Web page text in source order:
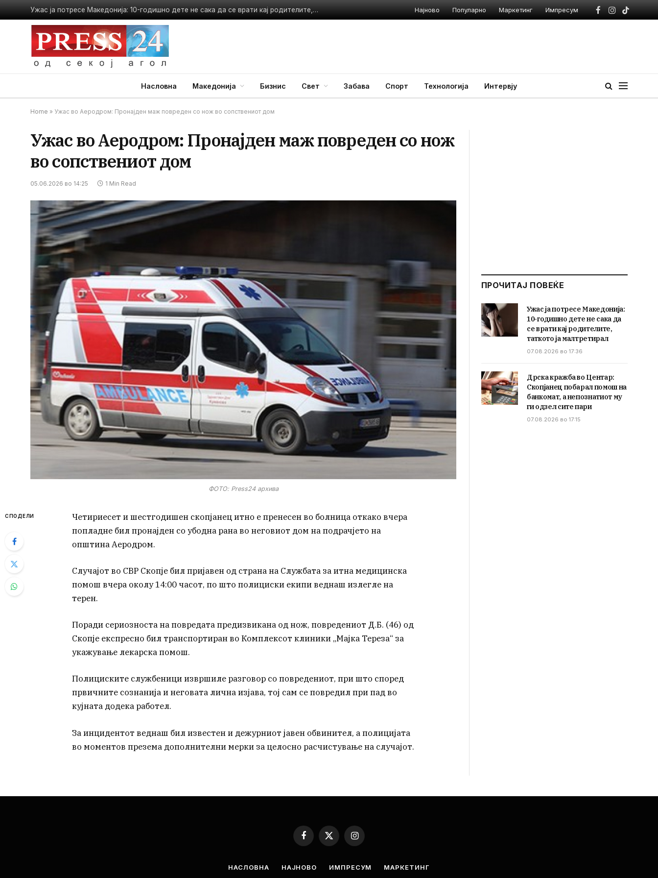
Ужас ја потресе Македонија: 10-годишно дете не сака да се врати кај родителите, таткото ја малтретирал Најново Популарно Маркетинг Импресум
Facebook
Instagram
TikTok
Насловна Македонија Бизнис Свет Забава Спорт Технологија Интервју
Home » Ужас во Аеродром: Пронајден маж повреден со нож во сопствениот дом
Ужас во Аеродром: Пронајден маж повреден со нож
во сопствениот дом
05.06.2026 во 14:25 1 Min Read
ФОТО: Press24 архива
СПОДЕЛИ
Четириесет и шестгодишен скопјанец итно е пренесен во болница откако вчера
попладне бил пронајден со убодна рана во неговиот дом на подрачјето на
општина Аеродром.
Случајот во СВР Скопје бил пријавен од страна на Службата за итна медицинска
помош вчера околу 14:00 часот, по што полициски екипи веднаш излегле на
терен.
Поради сериозноста на повредата предизвикана од нож, повредениот Д.Б. (46) од
Скопје експресно бил транспортиран во Комплексот клиники „Мајка Тереза“ за
укажување лекарска помош.
Полициските службеници извршиле разговор со повредениот, при што според
првичните сознанија и неговата лична изјава, тој сам се повредил при пад во
кујната додека работел.
За инцидентот веднаш бил известен и дежурниот јавен обвинител, а полицијата
во моментов презема дополнителни мерки за целосно расчистување на случајот.
ПРОЧИТАЈ ПОВЕЌЕ
Ужас ја потресе Македонија:
10-годишно дете не сака да
се врати кај родителите,
таткото ја малтретирал
07.08.2026 во 17:36
Дрска кражба во Центар:
Скопјанец побарал помош на
банкомат, а непознатиот му
ги одзел сите пари
07.08.2026 во 17:15
Facebook
X
(Twitter)
Instagram
НАСЛОВНА НАЈНОВО ИМПРЕСУМ МАРКЕТИНГ